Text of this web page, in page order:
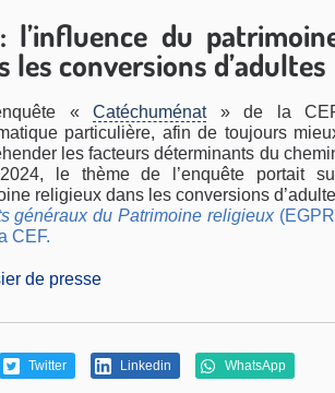
l’influence du
les conversions d’adultes
« Catéchuménat» de la
particulière, afin de toujours
les facteurs déterminants du
le thème de l’enquête portait
religieux dans les conversions
généraux du Patrimoine religieux
CEF.
de presse
Twitter Linkedin WhatsApp